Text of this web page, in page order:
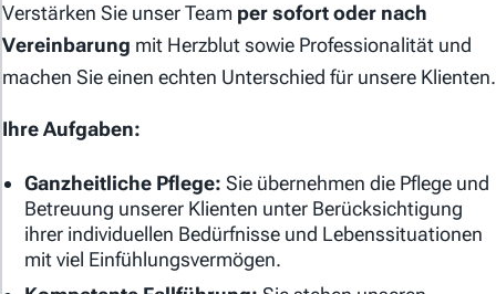
Verstärken Sie unser Team per sofort oder nach
Vereinbarung mit Herzblut sowie Professionalität und
machen Sie einen echten Unterschied für unsere Klienten.
Ihre Aufgaben:
Ganzheitliche Pflege:Sie übernehmen die Pflege und
Betreuung unserer Klienten unter Berücksichtigung
ihrer individuellen Bedürfnisse und Lebenssituationen
mit viel Einfühlungsvermögen.
Allgemeine Geschäftsbedingungen
Datenschutzerklärung
Cookie-Einstellungen